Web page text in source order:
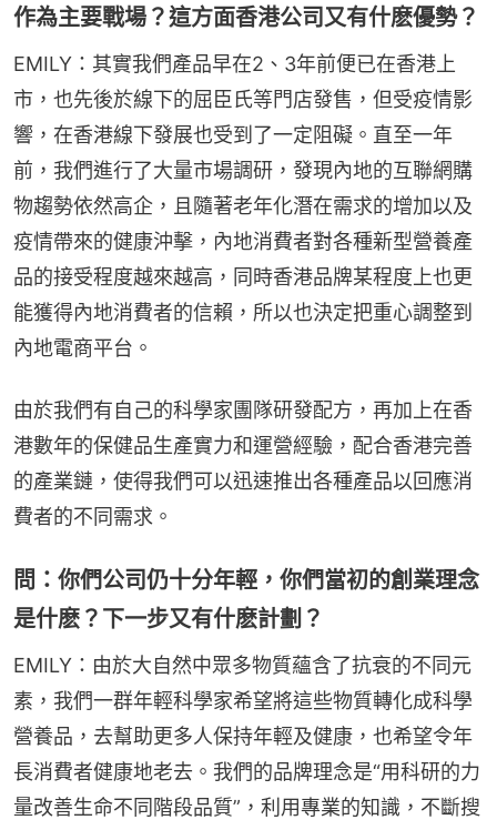
作為主要戰場？這方面香港公司又有什麽優勢？
EMILY：其實我們產品早在2、3年前便已在香港上
市，也先後於線下的屈臣氏等門店發售，但受疫情影
響，在香港線下發展也受到了一定阻礙。直至一年
前，我們進行了大量市場調研，發現內地的互聯網購
物趨勢依然高企，且隨著老年化潛在需求的增加以及
疫情帶來的健康沖擊，內地消費者對各種新型營養產
品的接受程度越來越高，同時香港品牌某程度上也更
能獲得內地消費者的信賴，所以也決定把重心調整到
內地電商平台。
由於我們有自己的科學家團隊研發配方，再加上在香
港數年的保健品生產實力和運營經驗，配合香港完善
的產業鏈，使得我們可以迅速推出各種產品以回應消
費者的不同需求。
問：你們公司仍十分年輕，你們當初的創業理念
是什麽？下一步又有什麽計劃？
EMILY：由於大自然中眾多物質蘊含了抗衰的不同元
素，我們一群年輕科學家希望將這些物質轉化成科學
營養品，去幫助更多人保持年輕及健康，也希望令年
長消費者健康地老去。我們的品牌理念是“用科研的力
量改善生命不同階段品質”，利用專業的知識，不斷搜